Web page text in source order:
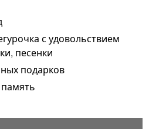
с удовольствием
песенки
подарков